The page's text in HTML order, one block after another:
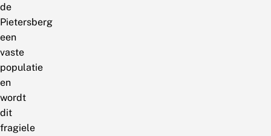
de
Pietersberg
een
vaste
populatie
en
wordt
dit
fragiele